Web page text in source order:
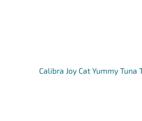
Calibra Joy Cat Yummy Tuna